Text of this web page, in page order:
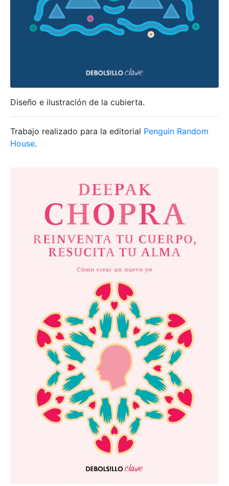
Diseño e ilustración de la cubierta.
Trabajo realizado para la editorial Penguin Random
House.